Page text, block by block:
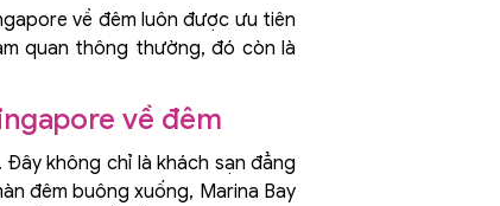
về đêm luôn được ưu tiên
quan thông thường, đó còn là
về đêm
không chỉ là khách sạn đẳng
đêm buông xuống, Marina Bay